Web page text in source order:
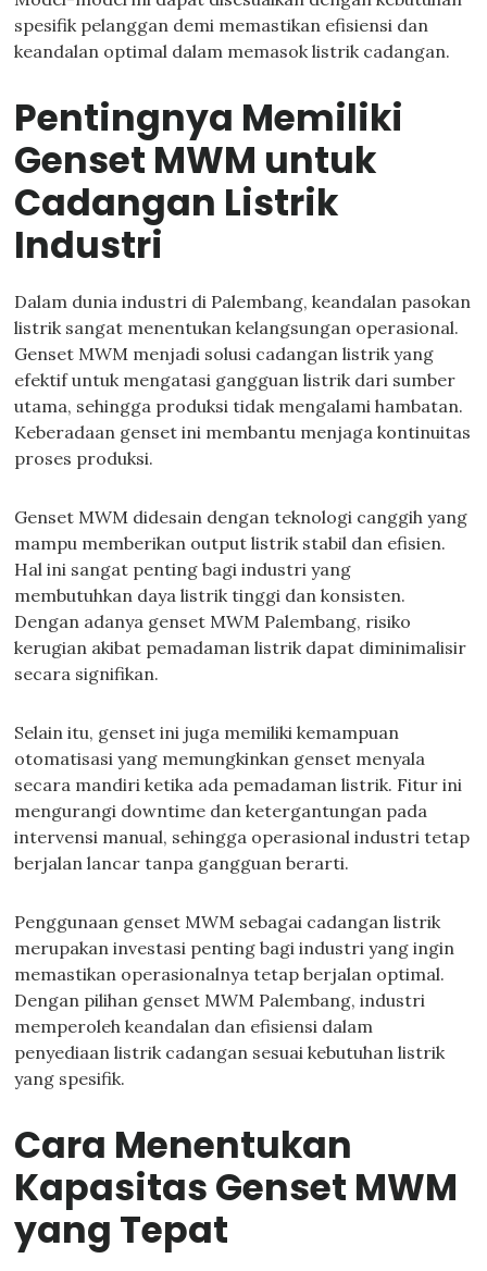
spesifik pelanggan demi memastikan efisiensi dan
keandalan optimal dalam memasok listrik cadangan.
Pentingnya Memiliki
Genset MWM untuk
Cadangan Listrik
Industri
Dalam dunia industri di Palembang, keandalan pasokan
listrik sangat menentukan kelangsungan operasional.
Genset MWM menjadi solusi cadangan listrik yang
efektif untuk mengatasi gangguan listrik dari sumber
utama, sehingga produksi tidak mengalami hambatan.
Keberadaan genset ini membantu menjaga kontinuitas
proses produksi.
Genset MWM didesain dengan teknologi canggih yang
mampu memberikan output listrik stabil dan efisien.
Hal ini sangat penting bagi industri yang
membutuhkan daya listrik tinggi dan konsisten.
Dengan adanya genset MWM Palembang, risiko
kerugian akibat pemadaman listrik dapat diminimalisir
secara signifikan.
Selain itu, genset ini juga memiliki kemampuan
otomatisasi yang memungkinkan genset menyala
secara mandiri ketika ada pemadaman listrik. Fitur ini
mengurangi downtime dan ketergantungan pada
intervensi manual, sehingga operasional industri tetap
berjalan lancar tanpa gangguan berarti.
Penggunaan genset MWM sebagai cadangan listrik
merupakan investasi penting bagi industri yang ingin
memastikan operasionalnya tetap berjalan optimal.
Dengan pilihan genset MWM Palembang, industri
memperoleh keandalan dan efisiensi dalam
penyediaan listrik cadangan sesuai kebutuhan listrik
yang spesifik.
Cara Menentukan
Kapasitas Genset MWM
yang Tepat